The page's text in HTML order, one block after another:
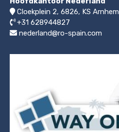
Cloekplein 2, 6826, KS Arnhem
+31 628944827
nederland@ro-spain.com